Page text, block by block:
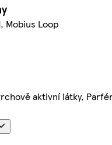
Mobius Loop
aktivní látky,